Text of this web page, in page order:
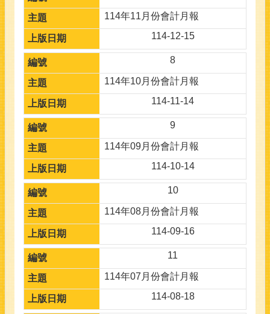
114年11月份會計月報
114-12-15
8
114年10月份會計月報
114-11-14
9
114年09月份會計月報
114-10-14
10
114年08月份會計月報
114-09-16
11
114年07月份會計月報
114-08-18